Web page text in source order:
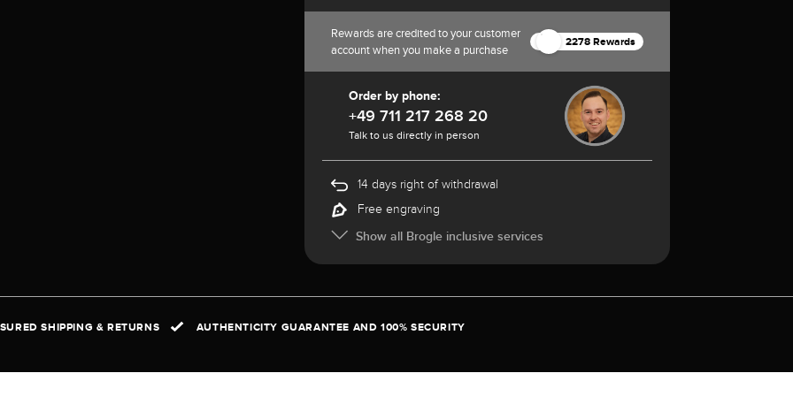
Rewards are credited to your customer
account when you make a purchase
2278 Rewards
Order by phone:
+49 711 217 268 20
Talk to us directly in person
14 days right of withdrawal
Free engraving
Show all Brogle inclusive services
SHIPPING & RETURNS AUTHENTICITY GUARANTEE AND 100% SECURITY